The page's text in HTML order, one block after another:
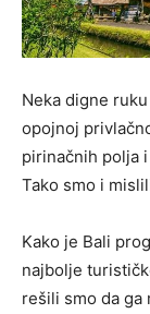
Neka digne
opojnoj
pirinačnih polja
Tako smo i
Kako je Bali
najbolje
rešili smo da ga